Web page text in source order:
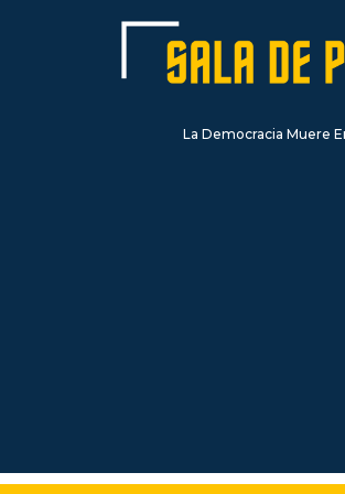
La Democracia Muere